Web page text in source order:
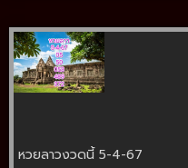
หวยลาวงวดนี้ 5-4-67